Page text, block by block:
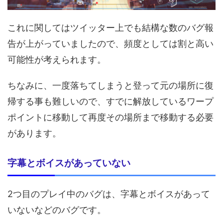
これに関してはツイッター上でも結構な数のバグ報
告が上がっていましたので、頻度としては割と高い
可能性が考えられます。
ちなみに、一度落ちてしまうと登って元の場所に復
帰する事も難しいので、すでに解放しているワープ
ポイントに移動して再度その場所まで移動する必要
があります。
字幕とボイスがあっていない
2つ目のプレイ中のバグは、字幕とボイスがあって
いないなどのバグです。